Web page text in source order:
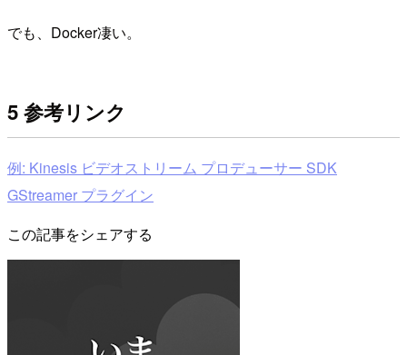
でも、Docker凄い。
5 参考リンク
例: Kinesis ビデオストリーム プロデューサー SDK
GStreamer プラグイン
この記事をシェアする